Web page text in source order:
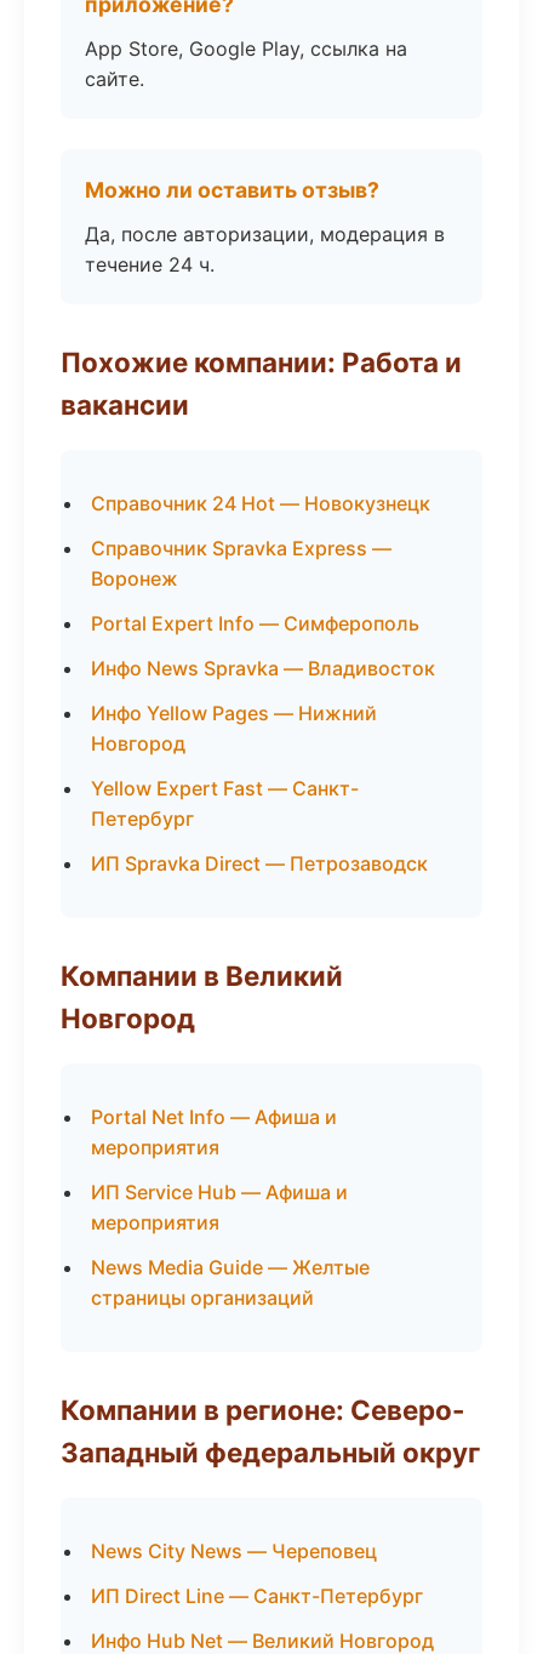
App Store, Google Play, ссылка на
сайте.
Можно ли оставить отзыв?
Да, после авторизации, модерация в
течение 24 ч.
Похожие компании: Работа и
вакансии
Справочник 24 Hot — Новокузнецк
Справочник Spravka Express —
Воронеж
Portal Expert Info — Симферополь
Инфо News Spravka — Владивосток
Инфо Yellow Pages — Нижний
Новгород
Yellow Expert Fast — Санкт-
Петербург
ИП Spravka Direct — Петрозаводск
Компании в Великий
Новгород
Portal Net Info — Афиша и
мероприятия
ИП Service Hub — Афиша и
мероприятия
News Media Guide — Желтые
страницы организаций
Компании в регионе: Северо-
Западный федеральный округ
News City News — Череповец
ИП Direct Line — Санкт-Петербург
Инфо Hub Net — Великий Новгород